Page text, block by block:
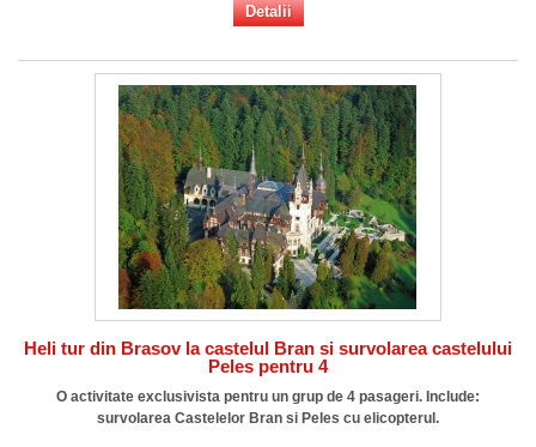
Detalii
Heli tur din Brasov la castelul Bran si survolarea castelului
Peles pentru 4
O activitate exclusivista pentru un grup de 4 pasageri. Include:
survolarea Castelelor Bran si Peles cu elicopterul.